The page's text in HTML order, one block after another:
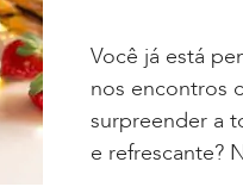
Você já está
nos encontros
surpreender a
e refrescante?